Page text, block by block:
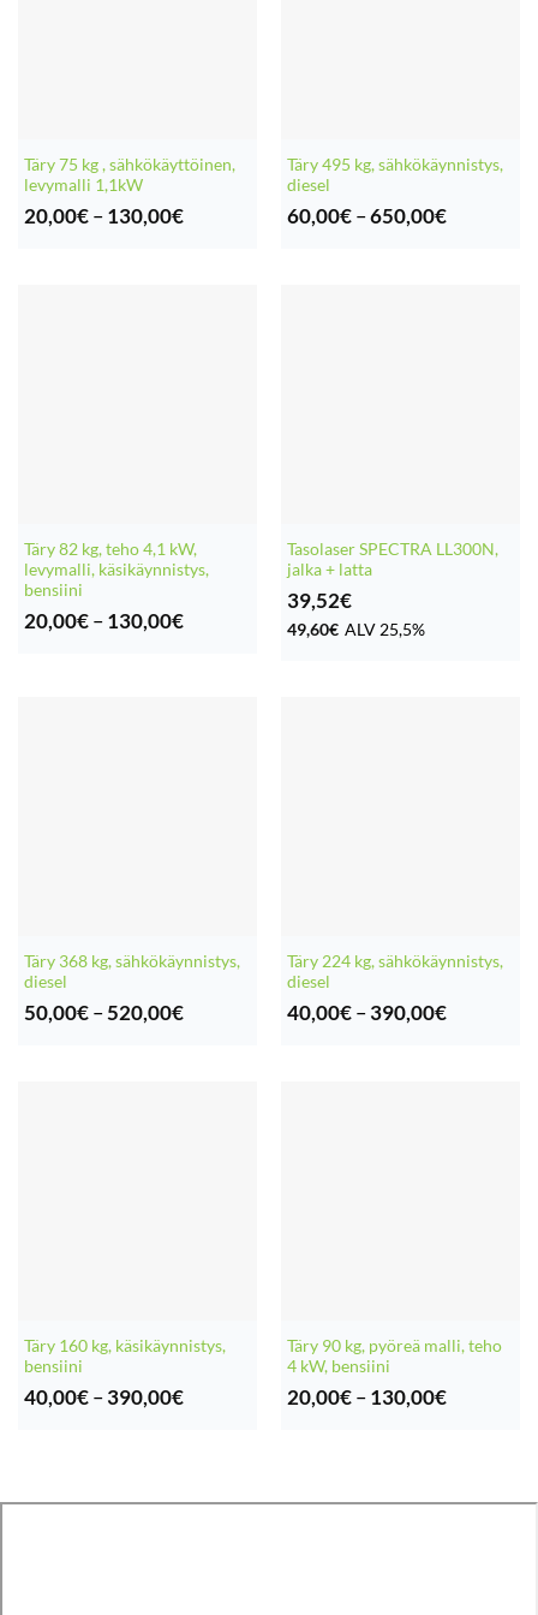
Täry 75 kg , sähkökäyttöinen,
levymalli 1,1kW
20,00€ – 130,00€Hintaluokka:
Täry 495 kg, sähkökäynnistys,
diesel
60,00€ –650,00€
Täry 82 kg, teho 4,1 kW,
levymalli, käsikäynnistys,
bensiini
20,00€ – 130,00€Hintaluokka:
Tasolaser SPECTRA LL300N,
jalka + latta
39,52€
49,60€ ALV 25,5%
Täry 368 kg, sähkökäynnistys,
diesel
50,00€ –520,00€Hintaluokka:
Täry 224 kg, sähkökäynnistys,
diesel
40,00€ – 390,00€
Täry 160 kg, käsikäynnistys,
bensiini
40,00€ – 390,00€Hintaluokka:
Täry 90 kg, pyöreä malli, teho
4 kW, bensiini
20,00€ – 130,00€